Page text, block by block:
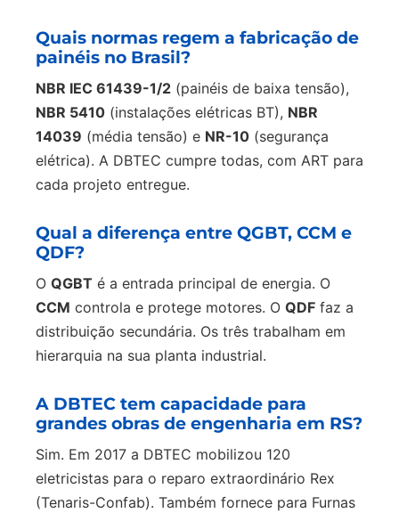
Quais normas regem a fabricação de
painéis no Brasil?
NBR IEC 61439-1/2 (painéis de baixa tensão),
NBR 5410 (instalações elétricas BT), NBR
14039 (média tensão) e NR-10 (segurança
elétrica). A DBTEC cumpre todas, com ART para
cada projeto entregue.
Qual a diferença entre QGBT, CCM e
QDF?
O QGBT é a entrada principal de energia. O
CCM controla e protege motores. O QDF faz a
distribuição secundária. Os três trabalham em
hierarquia na sua planta industrial.
A DBTEC tem capacidade para
grandes obras de engenharia em RS?
Sim. Em 2017 a DBTEC mobilizou 120
eletricistas para o reparo extraordinário Rex
(Tenaris-Confab). Também fornece para Furnas